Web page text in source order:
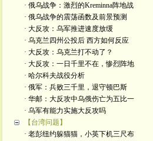
· 俄乌战争：激烈的Kreminna阵地战
· 俄乌战争的震荡函数及前景预测
· 大反攻：乌军推进速度放缓
· 乌克兰四州公投后 西方如何反应
· 大反攻：乌克兰打不动了？
· 大反攻：一日千里不在，惨烈阵地
· 哈尔科夫战役分析
· 俄军：兵败三千里，退守顿巴斯
· 华邮：大反攻中乌俄伤亡为五比一
· 乌军有能力实施大反攻吗
【台湾问题】
· 老彭纽约躲猫猫，小英下机三尺布